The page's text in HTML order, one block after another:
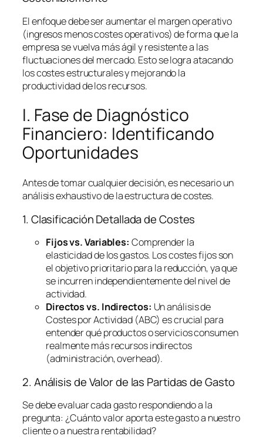
El enfoque debe ser aumentar el margen operativo
(ingresos menos costes operativos) de forma que la
empresa se vuelva más ágil y resistente a las
fluctuaciones del mercado. Esto se logra atacando
los costes estructurales y mejorando la
productividad de los recursos.
I. Fase de Diagnóstico
Financiero: Identificando
Oportunidades
Antes de tomar cualquier decisión, es necesario un
análisis exhaustivo de la estructura de costes.
1. Clasificación Detallada de Costes
Fijos vs. Variables: Comprender la
elasticidad de los gastos. Los costes fijos son
el objetivo prioritario para la reducción, ya que
se incurren independientemente del nivel de
actividad.
Directos vs. Indirectos: Un análisis de
Costes por Actividad (ABC) es crucial para
entender qué productos o servicios consumen
realmente más recursos indirectos
(administración,overhead).
2. Análisis de Valor de las Partidas de Gasto
Se debe evaluar cada gasto respondiendo a la
pregunta: ¿Cuánto valor aporta este gasto a nuestro
cliente o a nuestra rentabilidad?